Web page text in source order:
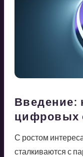
Введение:
цифровых
С ростом
сталкиваются с